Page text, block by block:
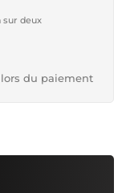
deux
du paiement